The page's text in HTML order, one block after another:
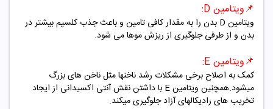
📌ویتامینD
:
ویتامین D بدن را به مقدار کافی تامین و باعث جذب کلسیم بیشتر در
بدن و از طرفی جلوگیری از ریزش موها می شود.
📌ویتامینE
:
کمک به اصلاح برخی مشکلات رشد ناخنها مثل ناخن های بزرگ
میشود.همچنین ویتامینE با داشتن نقش آنتی اکسیدانی از ایجاد
تخریب های رادیکالهای آزاد جلوگیری میکند.